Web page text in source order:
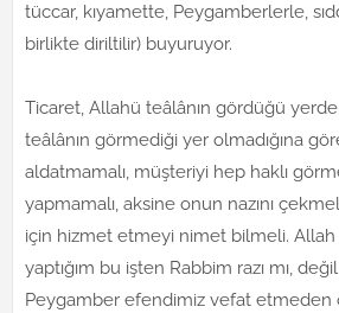
tüccar, kıyamette, Peygamberlerle,
birlikte diriltilir) buyuruyor.
Ticaret, Allahü teâlânın gördüğü yerde
teâlânın görmediği yer olmadığına
aldatmamalı, müşteriyi hep haklı
yapmamalı, aksine onun nazını
için hizmet etmeyi nimet bilmeli. Allah
yaptığım bu işten Rabbim razı mı,
Peygamber efendimiz vefat etmeden